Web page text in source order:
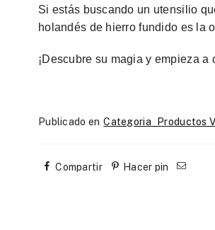
Si estás buscando un utensilio
holandés de hierro fundido es la
¡Descubre su magia y empieza
Publicado en Categoria_Productos
Compartir Hacer pin